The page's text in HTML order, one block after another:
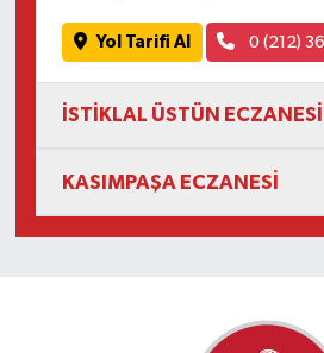
Yol Tarifi Al 0 (212)
İSTİKLAL ÜSTÜN ECZANESİ
KASIMPAŞA ECZANESİ